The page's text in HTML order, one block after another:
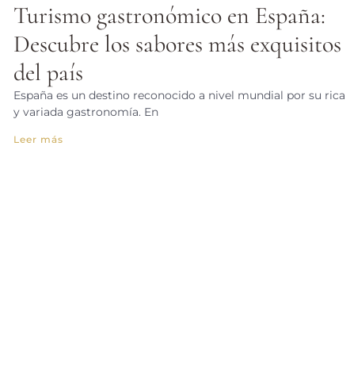
Turismo gastronómico en España:
Descubre los sabores más exquisitos
del país
España es un destino reconocido a nivel mundial por su rica
y variada gastronomía. En
Leer más